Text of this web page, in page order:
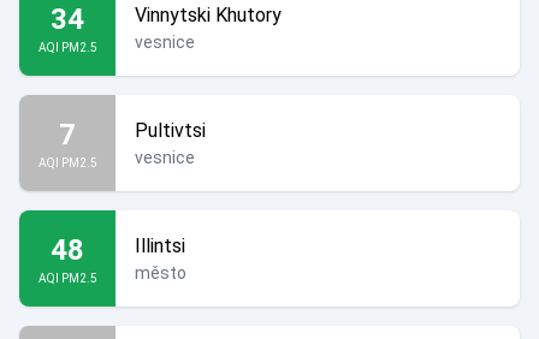
34
AQI PM2.5
Vinnytski Khutory
vesnice
7
AQI PM2.5
Pultivtsi
vesnice
48
AQI PM2.5
Illintsi
město